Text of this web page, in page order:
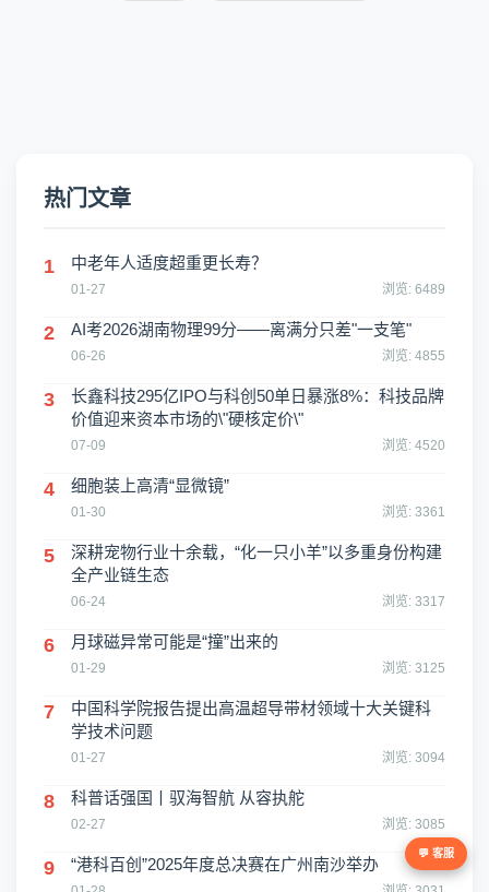
热门文章
1 中老年人适度超重更长寿？
01-27 浏览: 6489
2 AI考2026湖南物理99分——离满分只差"一支笔"
06-26 浏览: 4855
3
长鑫科技295亿IPO与科创50单日暴涨8%：科技品牌
价值迎来资本市场的\"硬核定价\"
07-09 浏览: 4520
4 细胞装上高清“显微镜”
01-30 浏览: 3361
5
深耕宠物行业十余载，“化一只小羊”以多重身份构建
全产业链生态
06-24 浏览: 3317
6 月球磁异常可能是“撞”出来的
01-29 浏览: 3125
7
中国科学院报告提出高温超导带材领域十大关键科
学技术问题
01-27 浏览: 3094
8 科普话强国丨驭海智航 从容执舵
02-27 浏览: 3085
9 “港科百创”2025年度总决赛在广州南沙举办
💬 客服